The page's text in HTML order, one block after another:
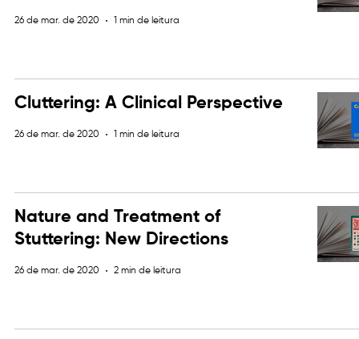
26 de mar. de 2020 1 min de leitura
Cluttering: A Clinical Perspective
26 de mar. de 2020 1 min de leitura
Nature and Treatment of
Stuttering: New Directions
26 de mar. de 2020 2 min de leitura